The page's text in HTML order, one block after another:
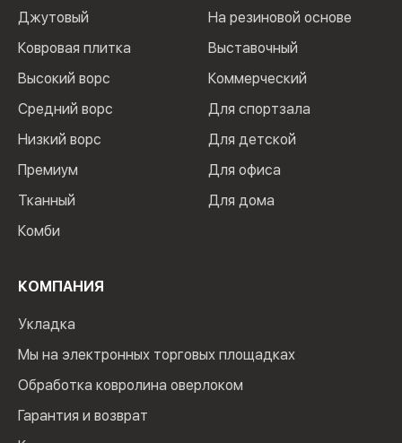
Джутовый
Ковровая плитка
Высокий ворс
Средний ворс
Низкий ворс
Премиум
Тканный
Комби
На резиновой основе
Выставочный
Коммерческий
Для спортзала
Для детской
Для офиса
Для дома
КОМПАНИЯ
Укладка
Мы на электронных торговых площадках
Обработка ковролина оверлоком
Гарантия и возврат